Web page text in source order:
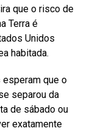
que o risco de
Terra é
Unidos
habitada.
que o
separou da
de sábado ou
exatamente